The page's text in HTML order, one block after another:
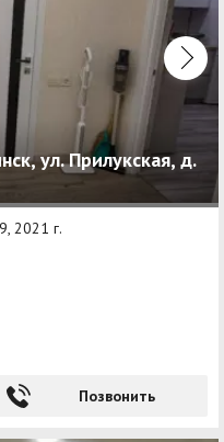
ул. Прилукская, д.
2021 г.
Позвонить